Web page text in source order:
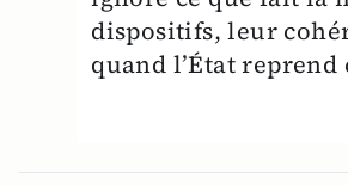
dispositifs, leur
quand l’État reprend